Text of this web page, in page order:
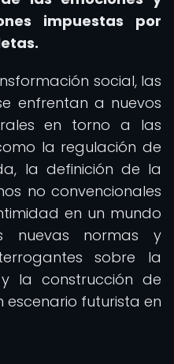
impuestas por
social, las
enfrentan a nuevos
en torno a las
la regulación de
la definición de la
no convencionales
en un mundo
nuevas normas y
sobre la
la construcción de
escenario futurista en